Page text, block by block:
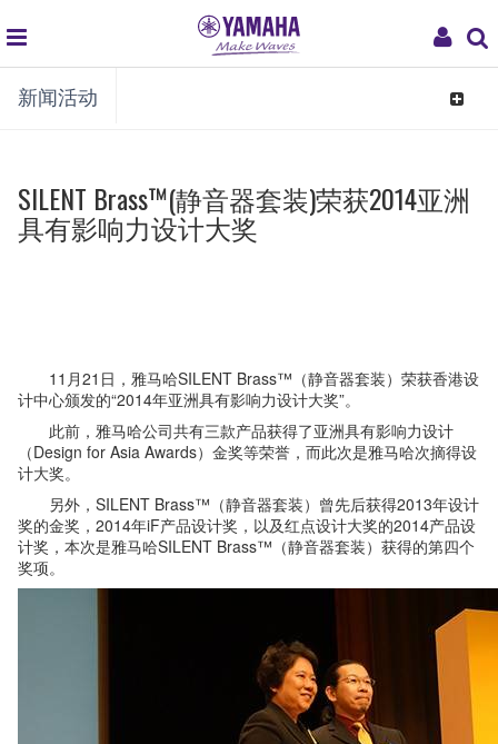
My
global
navigation
新闻活动
Toggle
SILENT Brass™(静音器套装)荣获2014亚洲
具有影响力设计大奖
11月21日 ，雅马哈SILENT Brass™（静音器套装）荣获香港设
计中心颁发的“2014年亚洲具有影响力设计大奖”。
此前，雅马哈公司共有三款产品获得了亚洲具有影响力设计
（Design for Asia Awards）金奖等荣誉，而此次是雅马哈次摘得设
计大奖。
另外，SILENT Brass™（静音器套装）曾先后获得2013年设计
奖的金奖，2014年iF产品设计奖，以及红点设计大奖的2014产品设
计奖，本次是雅马哈SILENT Brass™（静音器套装）获得的第四个
奖项。